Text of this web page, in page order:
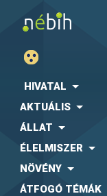
HIVATAL
AKTUÁLIS
ÁLLAT
ÉLELMISZER
NÖVÉNY
ÁTFOGÓ TÉMÁK